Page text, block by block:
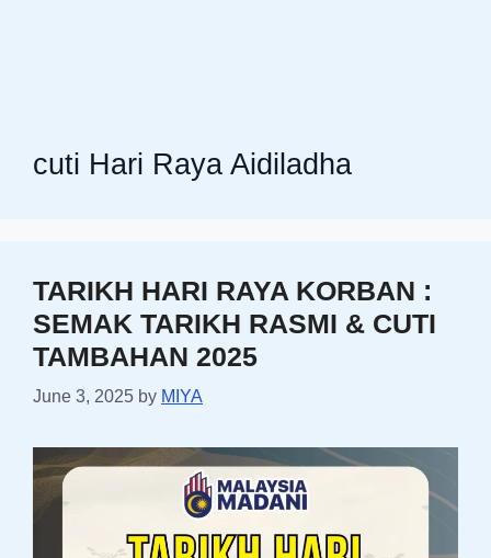
cuti Hari Raya Aidiladha
TARIKH HARI RAYA KORBAN :
SEMAK TARIKH RASMI & CUTI
TAMBAHAN 2025
June 3, 2025 by MIYA